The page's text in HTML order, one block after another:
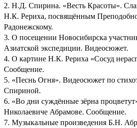
2. Н.Д. Спирина. «Весть Красоты».
Н.К. Рериха, посвящённым
Радонежскому.
3. О посещении Новосибирска
Азиатской экспедиции. Видеосюжет.
4. О картине Н.К. Рериха «Сосуд
Сообщение.
5. «Песнь Огня». Видеосюжет по
Спириной.
6. «Во дни суждённые зёрна
Николаевиче Абрамове. Сообщение.
7. Музыкальные произведения Б.Н.